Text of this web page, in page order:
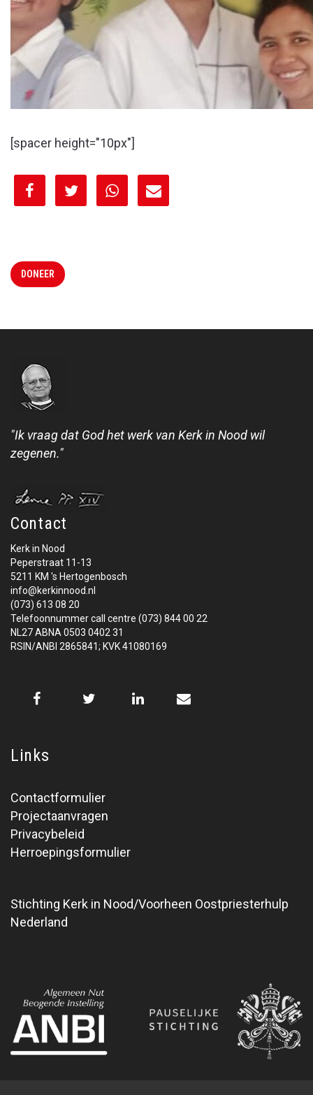
[spacer height="10px"]
DONEER
"Ik vraag dat God het werk van Kerk in Nood wil
zegenen."
Contact
Kerk in Nood
Peperstraat 11-13
5211 KM 's Hertogenbosch
info@kerkinnood.nl
(073) 613 08 20
Telefoonnummer call centre (073) 844 00 22
NL27 ABNA 0503 0402 31
RSIN/ANBI 2865841; KVK 41080169
Links
Contactformulier
Projectaanvragen
Privacybeleid
Herroepingsformulier
Stichting Kerk in Nood/Voorheen Oostpriesterhulp
Nederland